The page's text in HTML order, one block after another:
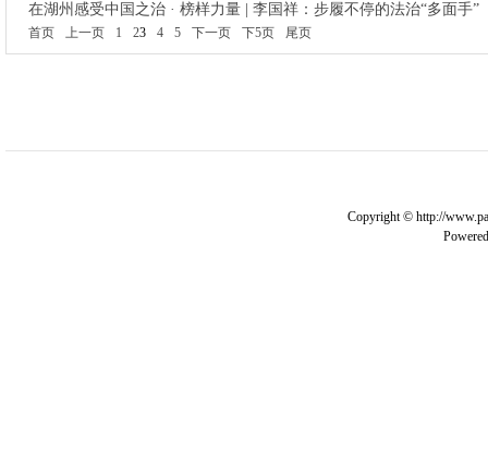
在湖州感受中国之治 · 榜样力量 | 李国祥：步履不停的法治“多面手”
首页 上一页 1 23 4 5 下一页 下5页 尾页
Copyright © http://